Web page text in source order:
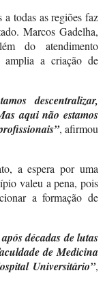
todas as regiões faz
Marcos Gadelha,
do atendimento
amplia a criação de
descentralizar,
aqui não estamos
, afirmou
a espera por uma
valeu a pena, pois
a formação de
décadas de lutas
de Medicina
Universitário”,